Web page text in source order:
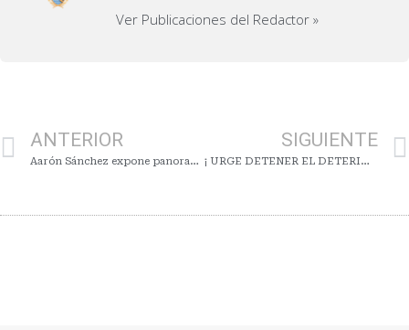
Ver Publicaciones del Redactor »
ANTERIOR
Aarón Sánchez expone panorama económico de Sinaloa ante la Intercamaral de Culiacán. Econo-SIN 54
SIGUIENTE
¡ URGE DETENER EL DETERIORO ECONÓMICO DE SINALOA !